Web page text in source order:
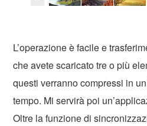
L’operazione è facile e
che avete scaricato tre o più
questi verranno compressi in
tempo. Mi servirà poi
Oltre la funzione di